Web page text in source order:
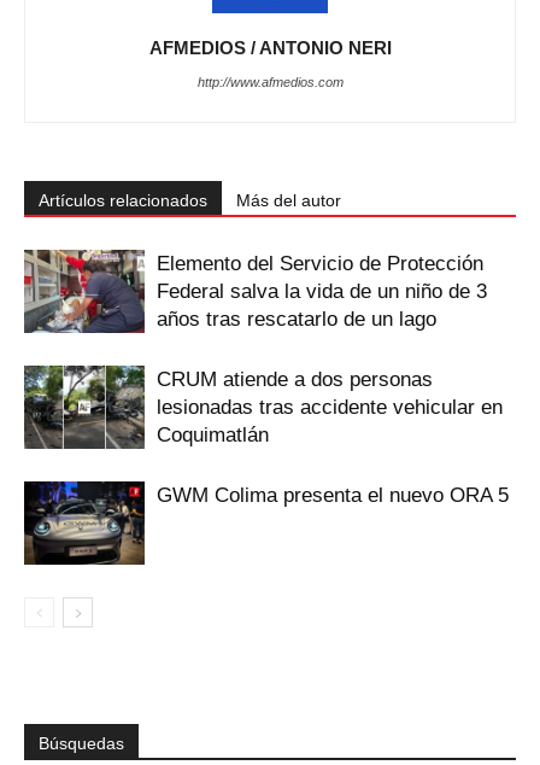
AFMEDIOS / ANTONIO NERI
http://www.afmedios.com
Artículos relacionados Más del autor
Elemento del Servicio de Protección
Federal salva la vida de un niño de 3
años tras rescatarlo de un lago
CRUM atiende a dos personas
lesionadas tras accidente vehicular en
Coquimatlán
GWM Colima presenta el nuevo ORA 5
Búsquedas